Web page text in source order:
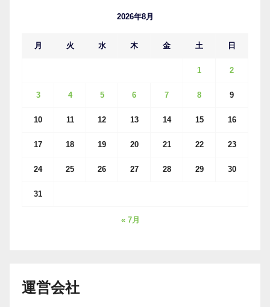
2026年8月
月 火 水 木 金 土 日
1 2
3 4 5 6 7 8 9
10 11 12 13 14 15 16
17 18 19 20 21 22 23
24 25 26 27 28 29 30
31
« 7月
運営会社